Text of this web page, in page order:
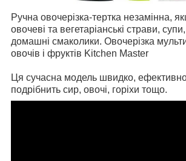
Ручна овочерізка-тертка незамінна,
овочеві та вегетаріанські страви,
домашні смаколики. Овочерізка
овочів і фруктів Kitchen Master
Ця сучасна модель швидко,
подрібнить сир, овочі, горіхи тощо.